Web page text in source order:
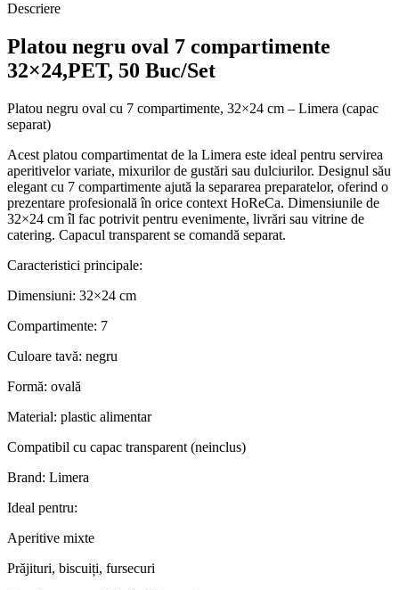
Descriere
Platou negru oval 7 compartimente
32×24,PET, 50 Buc/Set
Platou negru oval cu 7 compartimente, 32×24 cm – Limera (capac
separat)
Acest platou compartimentat de la Limera este ideal pentru servirea
aperitivelor variate, mixurilor de gustări sau dulciurilor. Designul său
elegant cu 7 compartimente ajută la separarea preparatelor, oferind o
prezentare profesională în orice context HoReCa. Dimensiunile de
32×24 cm îl fac potrivit pentru evenimente, livrări sau vitrine de
catering. Capacul transparent se comandă separat.
Caracteristici principale:
Dimensiuni: 32×24 cm
Compartimente: 7
Culoare tavă: negru
Formă: ovală
Material: plastic alimentar
Compatibil cu capac transparent (neinclus)
Brand: Limera
Ideal pentru:
Aperitive mixte
Prăjituri, biscuiți, fursecuri